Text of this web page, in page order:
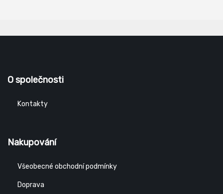
O společnosti
Kontakty
Nakupování
Všeobecné obchodní podmínky
Doprava